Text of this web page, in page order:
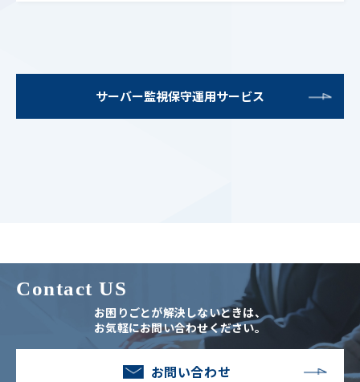
サーバー監視保守運用サービス
Contact US
お困りごとが解決しないときは、
お気軽にお問い合わせください。
お問い合わせ